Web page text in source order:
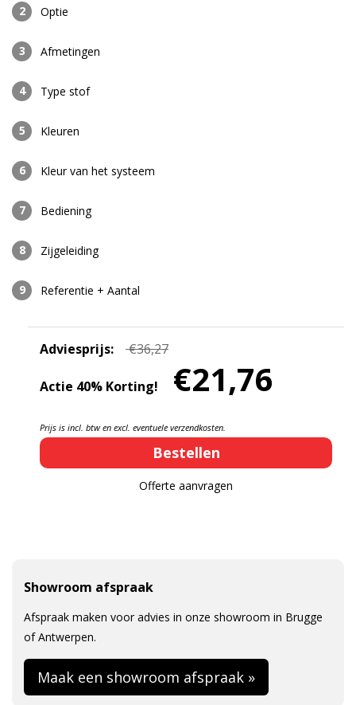
Optie
Afmetingen
Type stof
Kleuren
Kleur van het systeem
Bediening
Zijgeleiding
Referentie + Aantal
Adviesprijs: €36,27
Actie 40% Korting! €21,76
Prijs is incl. btw en excl. eventuele verzendkosten.
Offerte aanvragen
Showroom afspraak
Afspraak maken voor advies in onze showroom in Brugge
of Antwerpen.
Maak een showroom afspraak »